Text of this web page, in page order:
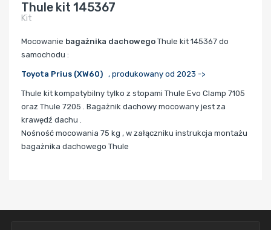
Thule kit 145367
Kit
Mocowanie bagażnika dachowego Thule kit 145367 do
samochodu :
Toyota Prius (XW60) , produkowany od 2023 ->
Thule kit kompatybilny tylko z stopami Thule Evo Clamp 7105
oraz Thule 7205 . Bagażnik dachowy mocowany jest za
krawędź dachu .
Nośność mocowania 75 kg , w załączniku instrukcja montażu
bagażnika dachowego Thule